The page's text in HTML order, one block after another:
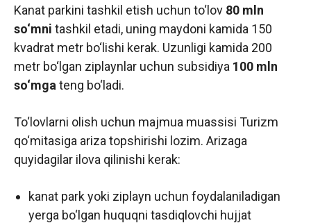
Kanat parkini tashkil etish uchun to‘lov 80 mln
so‘mni tashkil etadi, uning maydoni kamida 150
kvadrat metr bo‘lishi kerak. Uzunligi kamida 200
metr bo‘lgan ziplaynlar uchun subsidiya 100 mln
so‘mga teng bo‘ladi.
To‘lovlarni olish uchun majmua muassisi Turizm
qo‘mitasiga ariza topshirishi lozim. Arizaga
quyidagilar ilova qilinishi kerak:
kanat park yoki ziplayn uchun foydalaniladigan
yerga bo‘lgan huquqni tasdiqlovchi hujjat